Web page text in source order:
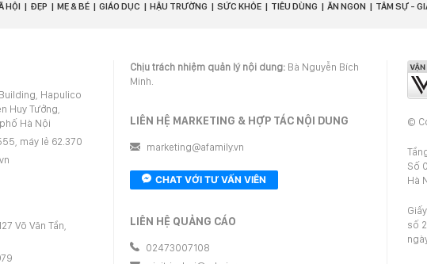
HỘI ĐẸP MẸ & BÉ GIÁO DỤC HẬU TRƯỜNG SỨC KHỎE TIÊU DÙNG ĂN NGON TÂM SỰ -
Hapulico
Huy Tưởng,
Hà Nội
máy lẻ 62.370
Võ Văn Tần,
Chịu trách nhiệm quản lý nội dung: Bà Nguyễn Bích
Minh.
LIÊN HỆ MARKETING & HỢP TÁC NỘI DUNG
marketing@afamily.vn
CHAT VỚI TƯ VẤN VIÊN
LIÊN HỆ QUẢNG CÁO
02473007108
©
Số
Hà
số